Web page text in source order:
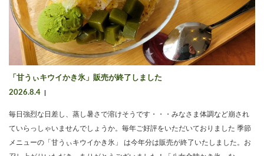
「甘うぃキウイかき氷」販売が終了しました
2026.8.4
毎日強烈な日差し、蒸し暑さで溶けそうです・・・みなさま体調など崩され
ていらっしゃいませんでしょうか。毎年ご好評をいただいておりました 季節
メニューの「甘うぃキウイかき氷」 は今年分は販売が終了いたしました。お